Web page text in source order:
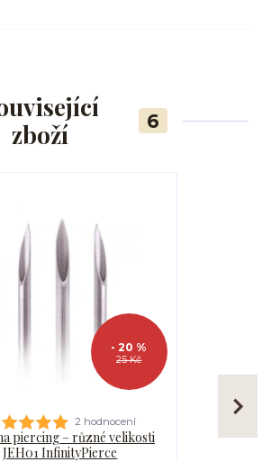
zboží
6
25 Kč
- 20 %
2 hodnocení
piercing – různé velikosti
JEH01 InfinityPierce